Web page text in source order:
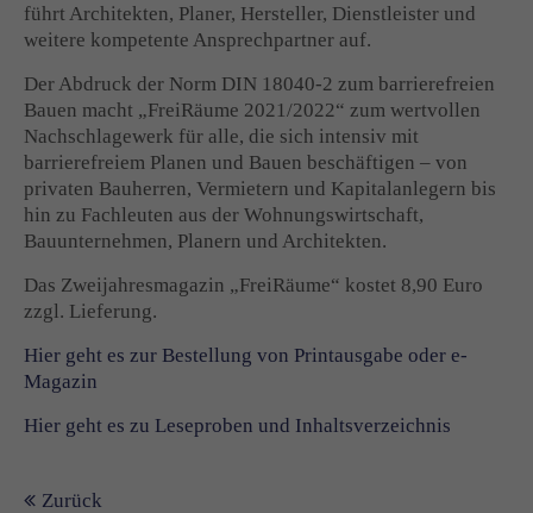
führt Architekten, Planer, Hersteller, Dienstleister und
weitere kompetente Ansprechpartner auf.
Der Abdruck der Norm DIN 18040-2 zum barrierefreien
Bauen macht „FreiRäume 2021/2022“ zum wertvollen
Nachschlagewerk für alle, die sich intensiv mit
barrierefreiem Planen und Bauen beschäftigen – von
privaten Bauherren, Vermietern und Kapitalanlegern bis
hin zu Fachleuten aus der Wohnungswirtschaft,
Bauunternehmen, Planern und Architekten.
Das Zweijahresmagazin „FreiRäume“ kostet 8,90 Euro
zzgl. Lieferung.
Hier geht es zur Bestellung von Printausgabe oder e-
Magazin
Hier geht es zu Leseproben und Inhaltsverzeichnis
Zurück